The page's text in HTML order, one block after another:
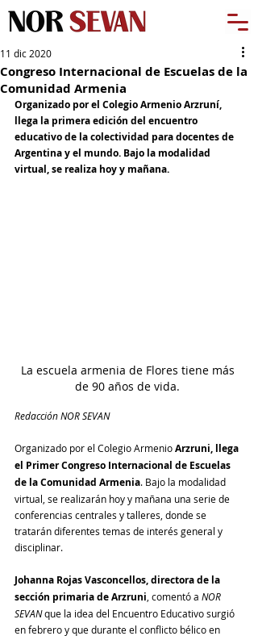
Congreso Internacional de Escuelas de la
Comunidad Armenia
11 dic 2020
Organizado por el Colegio Armenio Arzruní,
llega la primera edición del encuentro
educativo de la colectividad para docentes de
Argentina y el mundo. Bajo la modalidad
virtual, se realiza hoy y mañana.
La escuela armenia de Flores tiene más
de 90 años de vida.
Redacción NOR SEVAN
Organizado por el Colegio Armenio Arzruni, llega
el Primer Congreso Internacional de Escuelas
de la Comunidad Armenia. Bajo la modalidad
virtual, se realizarán hoy y mañana una serie de
conferencias centrales y talleres, donde se
tratarán diferentes temas de interés general y
disciplinar.
Johanna Rojas Vasconcellos, directora de la
sección primaria de Arzruni , comentó a NOR
SEVAN que la idea del Encuentro Educativo surgió
en febrero y que durante el conflicto bélico en